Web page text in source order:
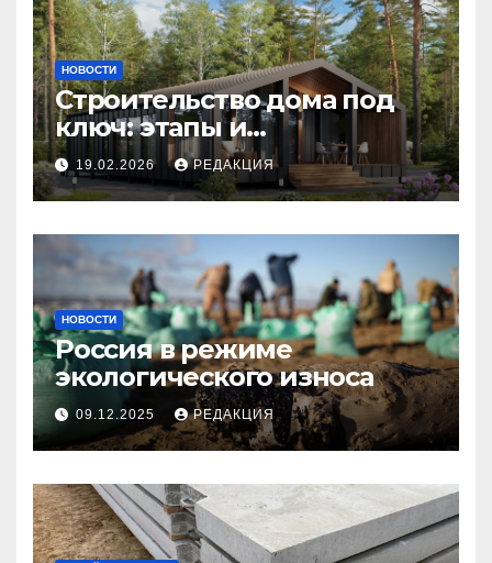
НОВОСТИ
Строительство дома под
ключ: этапы и
планирование бюджета
19.02.2026 РЕДАКЦИЯ
НОВОСТИ
Россия в режиме
экологического износа
09.12.2025 РЕДАКЦИЯ